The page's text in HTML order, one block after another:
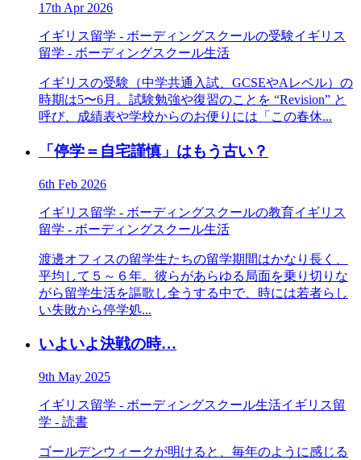
17th Apr 2026
イギリス留学 - ボーディングスクールの受験イギリス
留学 - ボーディングスクール生活
イギリスの受験（中学共通入試、GCSEやAレベル）の
時期は5〜6月。試験勉強や復習のことを “Revision” と
呼び、成績表や学校からのお便りには「この春休...
「停学＝自宅謹慎」はもう古い？
6th Feb 2026
イギリス留学 - ボーディングスクールの教育イギリス
留学 - ボーディングスクール生活
渡邊オフィスの留学生たちの留学期間はかなり長く、
平均して５～６年。彼らがあらゆる局面を乗り切りな
がら留学生活を謳歌し全うする中で、時には若者らし
い失敗から停学処...
いよいよ決戦の時…
9th May 2025
イギリス留学 - ボーディングスクール生活イギリス留
学 - 読書
ゴールデンウィークが明けると、毎年のように感じる